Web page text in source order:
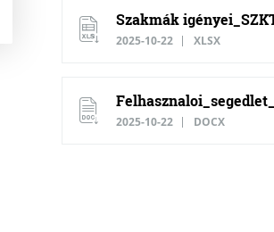
Szakmák
2025-10-22 XLSX
2025-10-22 DOCX